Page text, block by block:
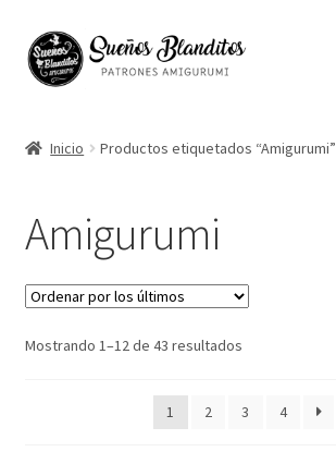
Ir
a
Ir
al
contenido
Ayuda
Blog
Vuestros Amigurumis
Inicio Productos etiquetados “Amigurumi”
Amigurumi
Mostrando 1–12 de 43 resultadosOrdenado
últimos
1 2 3 4